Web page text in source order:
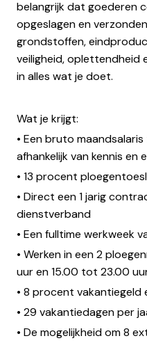
belangrijk dat goederen
opgeslagen en
grondstoffen,
veiligheid, oplettendheid
in alles wat je doet.
Wat je krijgt:
• Een bruto
afhankelijk van kennis en
• 13 procent
• Direct een 1 jarig
dienstverband
• Een fulltime werkweek
• Werken in een 2
uur en 15.00 tot 23.00
• 8 procent vakantiegeld
• 29 vakantiedagen per
• De mogelijkheid om 8